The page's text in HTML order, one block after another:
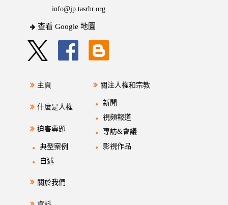
info@jp.tasrhr.org
查看 Google 地圖
主頁
什麼是人權
迫害專題
典型案例
自述
關注人權和宗教
新聞
視頻報道
專訪&會議
影視作品
關於我們